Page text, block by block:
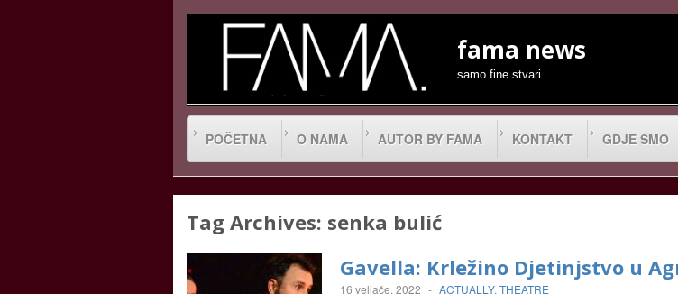
fama news
samo fine stvari
POČETNA O NAMA AUTOR BY FAMA KONTAKT GDJE SMO
Tag Archives: senka bulić
Gavella: Krležino Djetinjstvo u
16 veljače, 2022 - ACTUALLY, THEATRE